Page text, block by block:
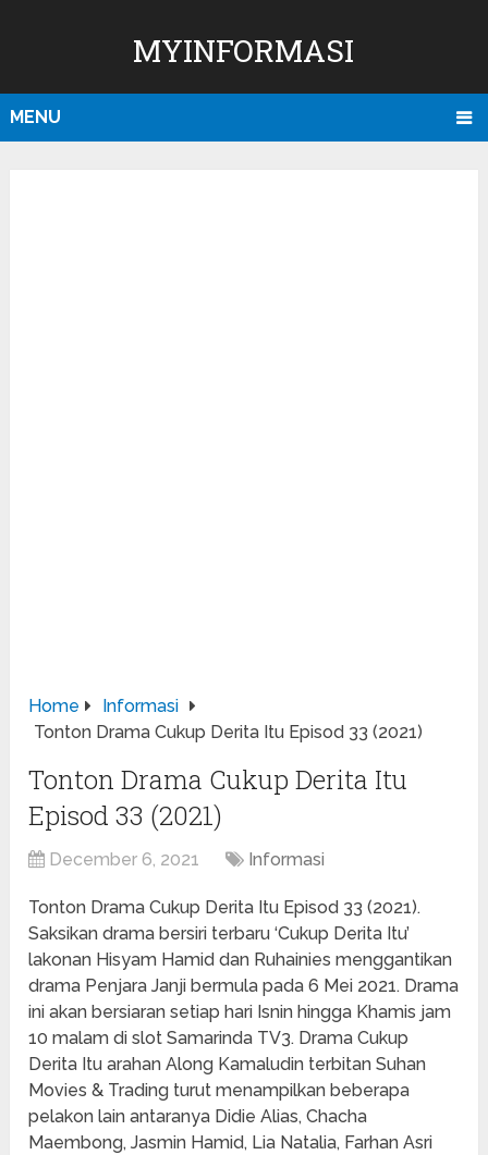
MYINFORMASI
MENU
Home
Informasi
Tonton Drama Cukup Derita Itu Episod 33 (2021)
Tonton Drama Cukup Derita Itu
Episod 33 (2021)
December 6, 2021 Informasi
Tonton Drama Cukup Derita Itu Episod 33 (2021).
Saksikan drama bersiri terbaru ‘Cukup Derita Itu’
lakonan Hisyam Hamid dan Ruhainies menggantikan
drama Penjara Janji bermula pada 6 Mei 2021. Drama
ini akan bersiaran setiap hari Isnin hingga Khamis jam
10 malam di slot Samarinda TV3. Drama Cukup
Derita Itu arahan Along Kamaludin terbitan Suhan
Movies & Trading turut menampilkan beberapa
pelakon lain antaranya Didie Alias, Chacha
Maembong, Jasmin Hamid, Lia Natalia, Farhan Asri